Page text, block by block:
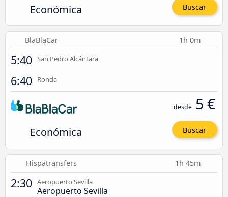
Económica Buscar
BlaBlaCar 1h 0m
5:40 San Pedro Alcántara
6:40 Ronda
Económica
desde 5 €
Buscar
Hispatransfers 1h 45m
2:30 Aeropuerto Sevilla
Aeropuerto Sevilla